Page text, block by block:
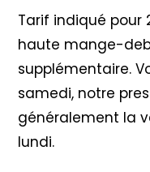
Tarif indiqué pour
haute mange-
supplémentaire.
samedi, notre
généralement la
lundi.